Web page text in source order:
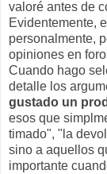
valoré antes de
Evidentemente,
personalmente,
opiniones en
Cuando hago
detalle los
gustado un
esos que
timado", "la
sino a aquellos
importante